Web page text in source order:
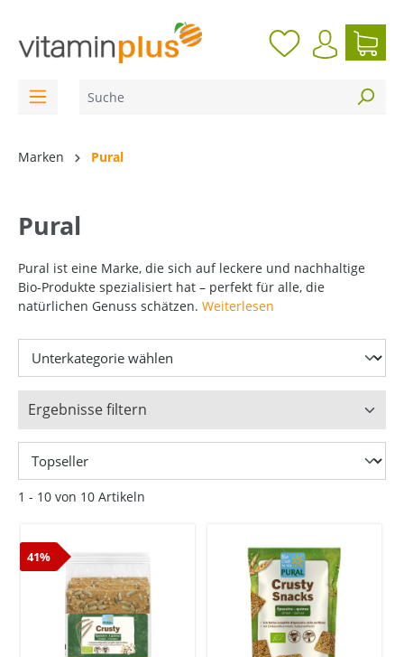
Marken Pural
Pural
Pural ist eine Marke, die sich auf leckere und nachhaltige
Bio-Produkte spezialisiert hat – perfekt für alle, die
natürlichen Genuss schätzen. Weiterlesen
Ergebnisse filtern
1 - 10 von 10 Artikeln
41%